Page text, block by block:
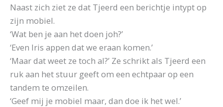
Naast zich ziet ze dat Tjeerd een berichtje intypt op
zijn mobiel.
‘Wat ben je aan het doen joh?’
‘Even Iris appen dat we eraan komen.’
‘Maar dat weet ze toch al?’ Ze schrikt als Tjeerd een
ruk aan het stuur geeft om een echtpaar op een
tandem te omzeilen.
‘Geef mij je mobiel maar, dan doe ik het wel.’